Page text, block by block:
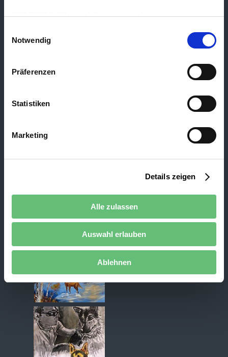
Rechtschutz personenbezogener Daten. Es besteht das Risiko, dass zB Geheimdienste oder
Google und Sie ihre Betroffenenrechte, die Sie auf Basis der DSGVO haben (Auskunft, Einschränkung,
Berichtigung, Löschung, Widerruf, etc.) oder auch ein Beschwerderecht in den USA oder gegenüber
Notwendig
Präferenzen
Statistiken
Marketing
Details zeigen
Alle zulassen
Auswahl erlauben
Ablehnen